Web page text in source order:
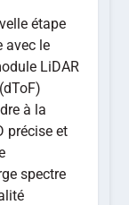
étape
avec le
LiDAR
à la
précise et
spectre